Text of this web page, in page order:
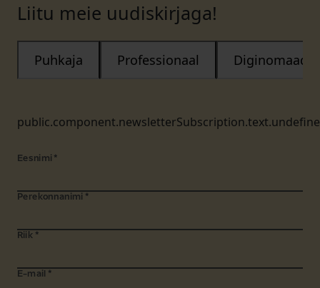
Liitu meie uudiskirjaga!
Puhkaja Professionaal Diginomaad
Eesnimi *
Perekonnanimi *
Riik *
E-mail *